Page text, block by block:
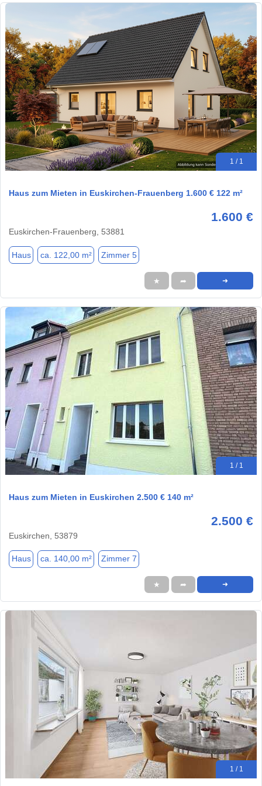
1 / 1
Haus zum Mieten in Euskirchen-Frauenberg 1.600 € 122 m²
1.600 €
Euskirchen-Frauenberg, 53881
Haus ca. 122,00 m² Zimmer 5
★ ➦ ➜
1 / 1
Haus zum Mieten in Euskirchen 2.500 € 140 m²
2.500 €
Euskirchen, 53879
Haus ca. 140,00 m² Zimmer 7
★ ➦ ➜
1 / 1